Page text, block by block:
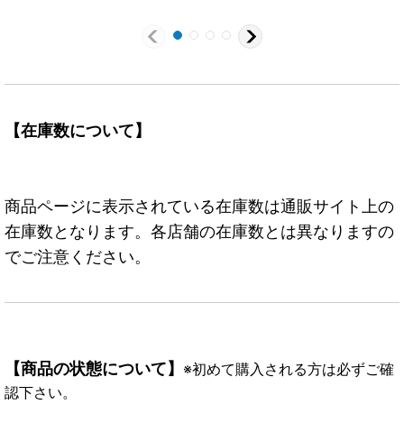
【在庫数について】
商品ページに表示されている在庫数は通販サイト上の
在庫数となります。各店舗の在庫数とは異なりますの
でご注意ください。
【商品の状態について】 ※初めて購入される方は必ずご確
認下さい。